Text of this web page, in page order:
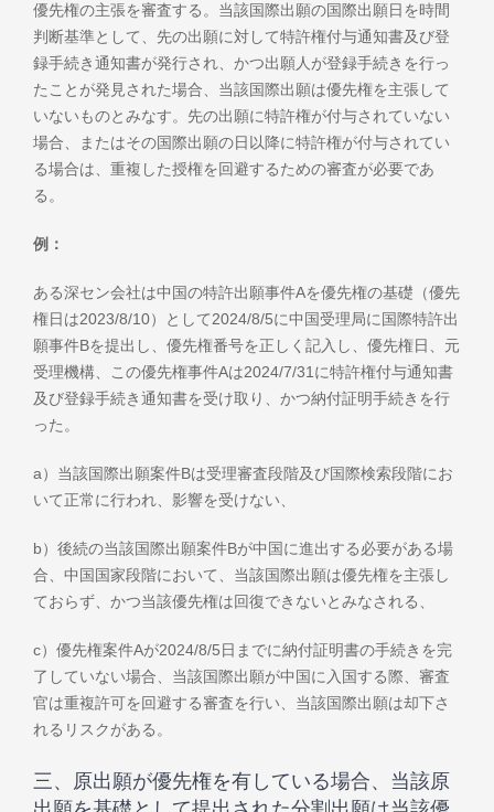
優先権の主張を審査する。当該国際出願の国際出願日を時間
判断基準として、先の出願に対して特許権付与通知書及び登
録手続き通知書が発行され、かつ出願人が登録手続きを行っ
たことが発見された場合、当該国際出願は優先権を主張して
いないものとみなす。先の出願に特許権が付与されていない
場合、またはその国際出願の日以降に特許権が付与されてい
る場合は、重複した授権を回避するための審査が必要であ
る。
例：
ある深セン会社は中国の特許出願事件Aを優先権の基礎（優先
権日は2023/8/10）として2024/8/5に中国受理局に国際特許出
願事件Bを提出し、優先権番号を正しく記入し、優先権日、元
受理機構、この優先権事件Aは2024/7/31に特許権付与通知書
及び登録手続き通知書を受け取り、かつ納付証明手続きを行
った。
a）当該国際出願案件Bは受理審査段階及び国際検索段階にお
いて正常に行われ、影響を受けない、
b）後続の当該国際出願案件Bが中国に進出する必要がある場
合、中国国家段階において、当該国際出願は優先権を主張し
ておらず、かつ当該優先権は回復できないとみなされる、
c）優先権案件Aが2024/8/5日までに納付証明書の手続きを完
了していない場合、当該国際出願が中国に入国する際、審査
官は重複許可を回避する審査を行い、当該国際出願は却下さ
れるリスクがある。
三、原出願が優先権を有している場合、当該原